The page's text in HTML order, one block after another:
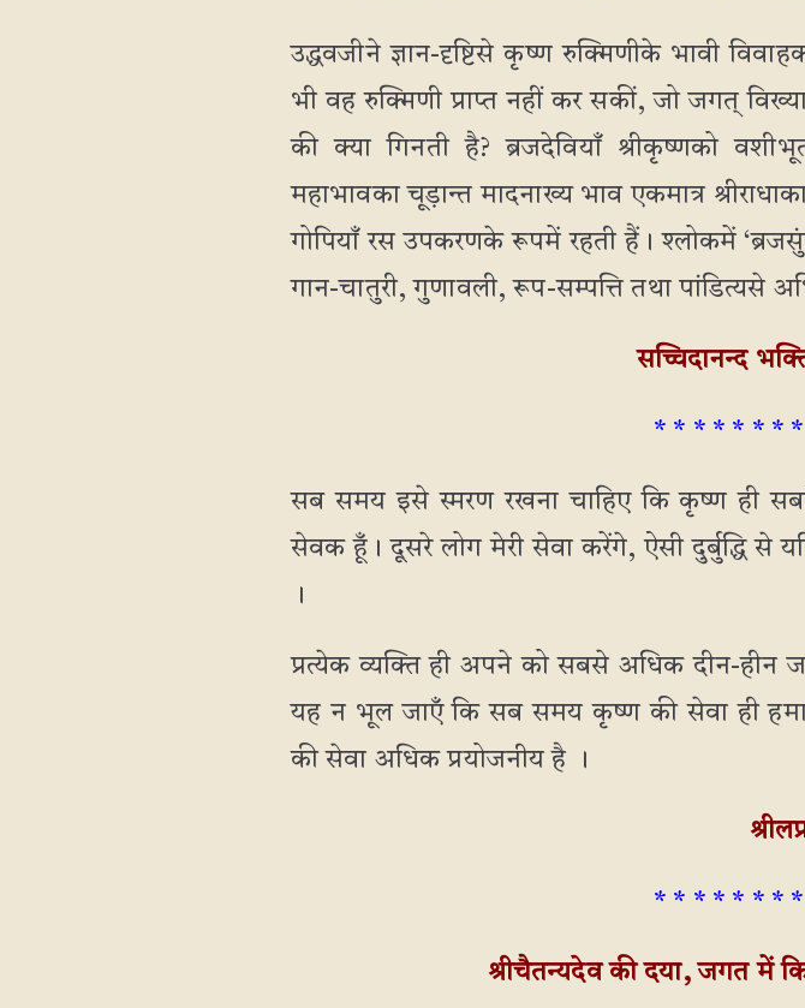
उद्धवजीने ज्ञान-दृष्टिसे कृष्ण रुक्मिणीके भावी
भी वह रुक्मिणी प्राप्त नहीं कर सकीं, जो जगत्
की क्या गिनती है? ब्रजदेवियाँ श्रीकृष्णको
महाभावका चूड़ान्त मादनाख्य भाव एकमात्र
गोपियाँ रस उपकरणके रूपमें रहती हैं। श्लोकमें
गान-चातुरी, गुणावली, रूप-सम्पत्ति तथा पांडित्यसे
सच्चिदानन्द
* * * * * * *
सब समय इसे स्मरण रखना चाहिए कि कृष्ण ही
सेवक हूँ। दूसरे लोग मेरी सेवा करेंगे, ऐसी दुर्बुद्धि से
।
प्रत्येक व्यक्ति ही अपने को सबसे अधिक दीन-हीन
यह न भूल जाएँ कि सब समय कृष्ण की सेवा ही
की सेवा अधिक प्रयोजनीय है ।
* * * * * * *
श्रीचैतन्यदेव की दया, जगत में